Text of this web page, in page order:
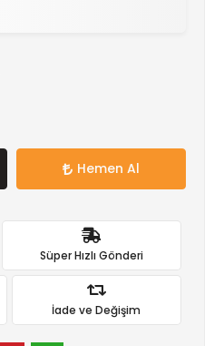
Hemen Al
Süper Hızlı Gönderi
İade ve Değişim